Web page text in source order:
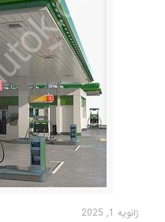
ژانویه 1, 2025